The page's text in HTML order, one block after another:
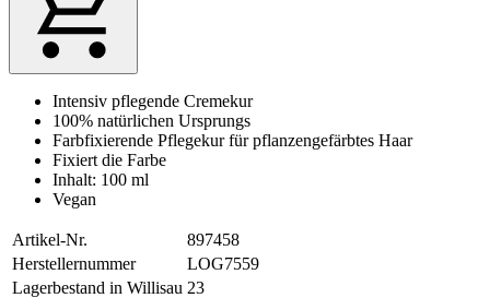
Intensiv pflegende Cremekur
100% natürlichen Ursprungs
Farbfixierende Pflegekur für pflanzengefärbtes Haar
Fixiert die Farbe
Inhalt: 100 ml
Vegan
Artikel-Nr.
897458
Herstellernummer
LOG7559
Lagerbestand in Willisau 23